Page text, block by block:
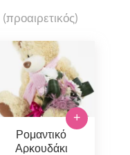
(προαιρετικός)
Ρομαντικό
Αρκουδάκι
+